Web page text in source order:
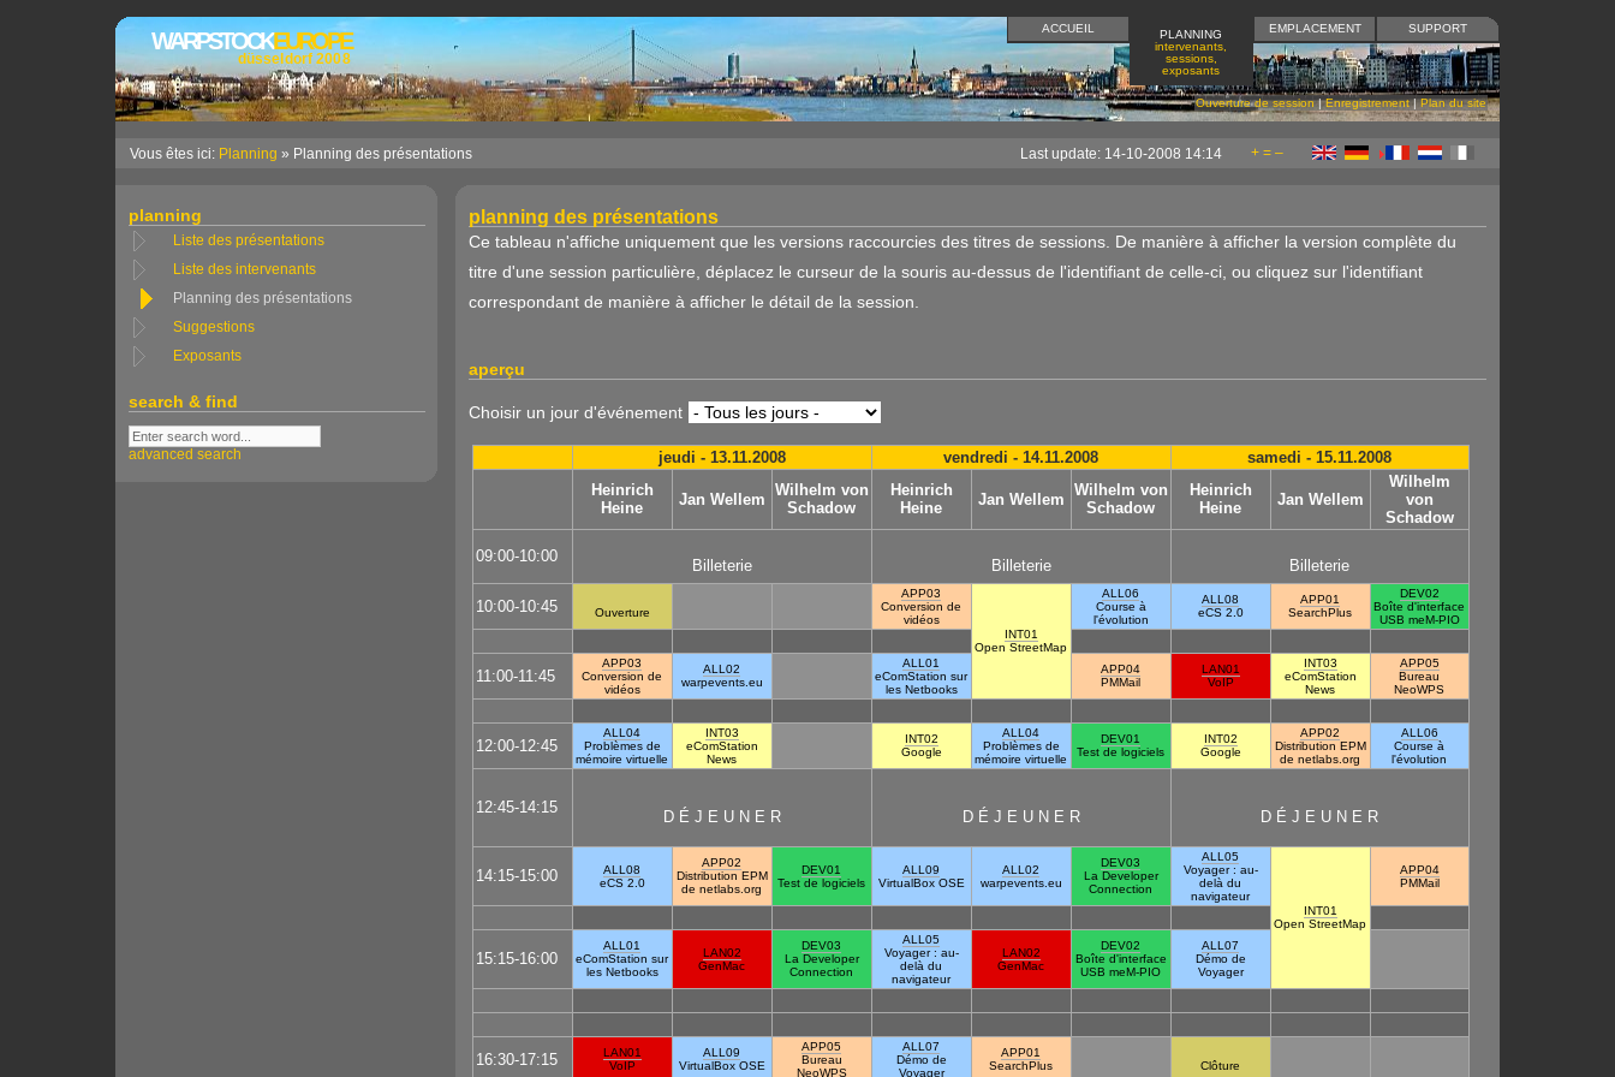
Ouverture de session|Enregistrement|Plan du site
WARPSTOCKEUROPE
düsseldorf 2008
SUPPORT
EMPLACEMENT
PLANNING
intervenants,
sessions,
exposants
ACCUEIL
Vous êtes ici: Planning » Planning des présentations + = –
Last update: 14-10-2008 14:14
planning
Liste des présentations
Liste des intervenants
Planning des présentations
Suggestions
Exposants
search & find
advanced search
planning des présentations
Ce tableau n'affiche uniquement que les versions raccourcies des titres de sessions. De manière à afficher la version complète du
titre d'une session particulière, déplacez le curseur de la souris au-dessus de l'identifiant de celle-ci, ou cliquez sur l'identifiant
correspondant de manière à afficher le détail de la session.
aperçu
Choisir un jour d'événement
jeudi - 13.11.2008 vendredi - 14.11.2008
samedi - 15.11.2008
Heinrich
Heine
Jan Wellem
Wilhelm von
Schadow
Heinrich
Heine
Jan Wellem
Wilhelm von
Schadow
Heinrich
Heine
Jan Wellem
Wilhelm
von
Schadow
09:00-10:00
Billeterie Billeterie Billeterie
10:00-10:45 Ouverture
APP03
Conversion de
vidéos
INT01
Open StreetMap
ALL06
Course à
l'évolution
ALL08
eCS 2.0
APP01
SearchPlus
DEV02
Boîte d'interface
USB meM-PIO
11:00-11:45
APP03
Conversion de
vidéos
ALL02
warpevents.eu
ALL01
eComStation sur
les Netbooks
APP04
PMMail
LAN01
VoIP
INT03
eComStation
News
APP05
Bureau
NeoWPS
12:00-12:45
ALL04
Problèmes de
mémoire virtuelle
INT03
eComStation
News
INT02
Google
ALL04
Problèmes de
mémoire virtuelle
DEV01
Test de logiciels
INT02
Google
APP02
Distribution EPM
de netlabs.org
ALL06
Course à
l'évolution
12:45-14:15
D É J E U N E R D É J E U N E R D É J E U N E R
14:15-15:00
ALL08
eCS 2.0
APP02
Distribution EPM
de netlabs.org
DEV01
Test de logiciels
ALL09
VirtualBox OSE
ALL02
warpevents.eu
DEV03
La Developer
Connection
ALL05
Voyager : au-
delà du
navigateur
INT01
Open StreetMap
APP04
PMMail
15:15-16:00
ALL01
eComStation sur
les Netbooks
LAN02
GenMac
DEV03
La Developer
Connection
ALL05
Voyager : au-
delà du
navigateur
LAN02
GenMac
DEV02
Boîte d'interface
USB meM-PIO
ALL07
Démo de
Voyager
16:30-17:15
LAN01
VoIP
ALL09
VirtualBox OSE
APP05
Bureau
NeoWPS
ALL07
Démo de
Voyager
APP01
SearchPlus
Clôture